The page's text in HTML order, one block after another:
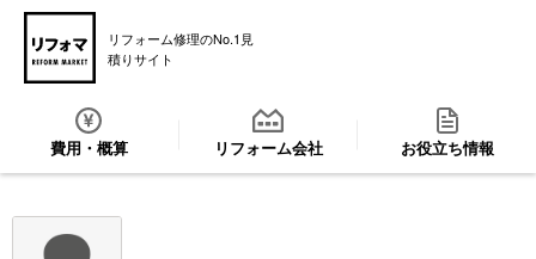
リフォーム修理のNo.1見
積りサイト
費用・概算 リフォーム会社 お役立ち情報